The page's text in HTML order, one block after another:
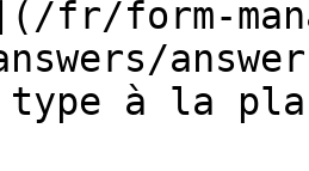
fr/form-
à la